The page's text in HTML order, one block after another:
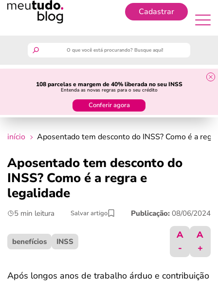
Cadastrar
108 parcelas e margem de 40% liberada no seu INSS
Entenda as novas regras para o seu crédito
Conferir agora
guia do trabalhador
crédito fácil
últimas notícias
início Aposentado tem desconto do INSS? Como é a
Aposentado tem desconto do
INSS? Como é a regra e
legalidade
5 min leitura Salvar artigo Publicação: 08/06/2024
benefícios INSS
A
-
A
+
Após longos anos de trabalho árduo e contribuição